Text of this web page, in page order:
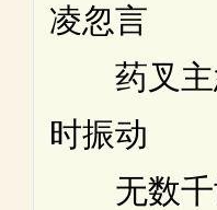
凌忽言
药叉
时振动
无数